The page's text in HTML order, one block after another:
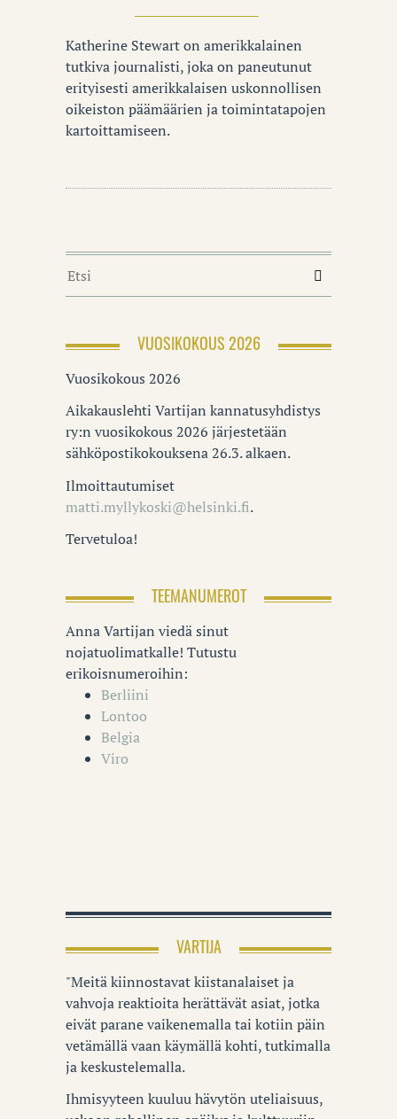
Katherine Stewart on amerikkalainen
tutkiva journalisti, joka on paneutunut
erityisesti amerikkalaisen uskonnollisen
oikeiston päämäärien ja toimintatapojen
kartoittamiseen.
VUOSIKOKOUS 2026
Vuosikokous 2026
Aikakauslehti Vartijan kannatusyhdistys
ry:n vuosikokous 2026 järjestetään
sähköpostikokouksena 26.3. alkaen.
Ilmoittautumiset
matti.myllykoski@helsinki.fi.
Tervetuloa!
TEEMANUMEROT
Anna Vartijan viedä sinut
nojatuolimatkalle! Tutustu
erikoisnumeroihin:
Berliini
Lontoo
Belgia
Viro
VARTIJA
"Meitä kiinnostavat kiistanalaiset ja
vahvoja reaktioita herättävät asiat, jotka
eivät parane vaikenemalla tai kotiin päin
vetämällä vaan käymällä kohti, tutkimalla
ja keskustelemalla.
Ihmisyyteen kuuluu hävytön uteliaisuus,